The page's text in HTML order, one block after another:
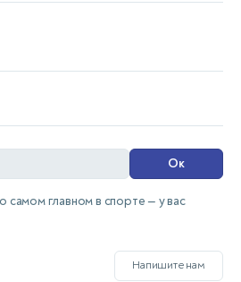
Ок
самом главном в спорте — у вас
Напишите нам